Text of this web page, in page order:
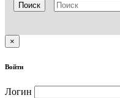
×
Войти
Логин